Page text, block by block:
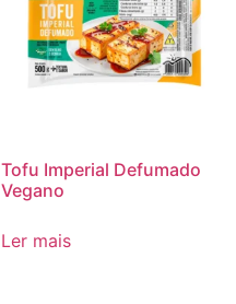
Tofu Imperial Defumado
Vegano
Ler mais